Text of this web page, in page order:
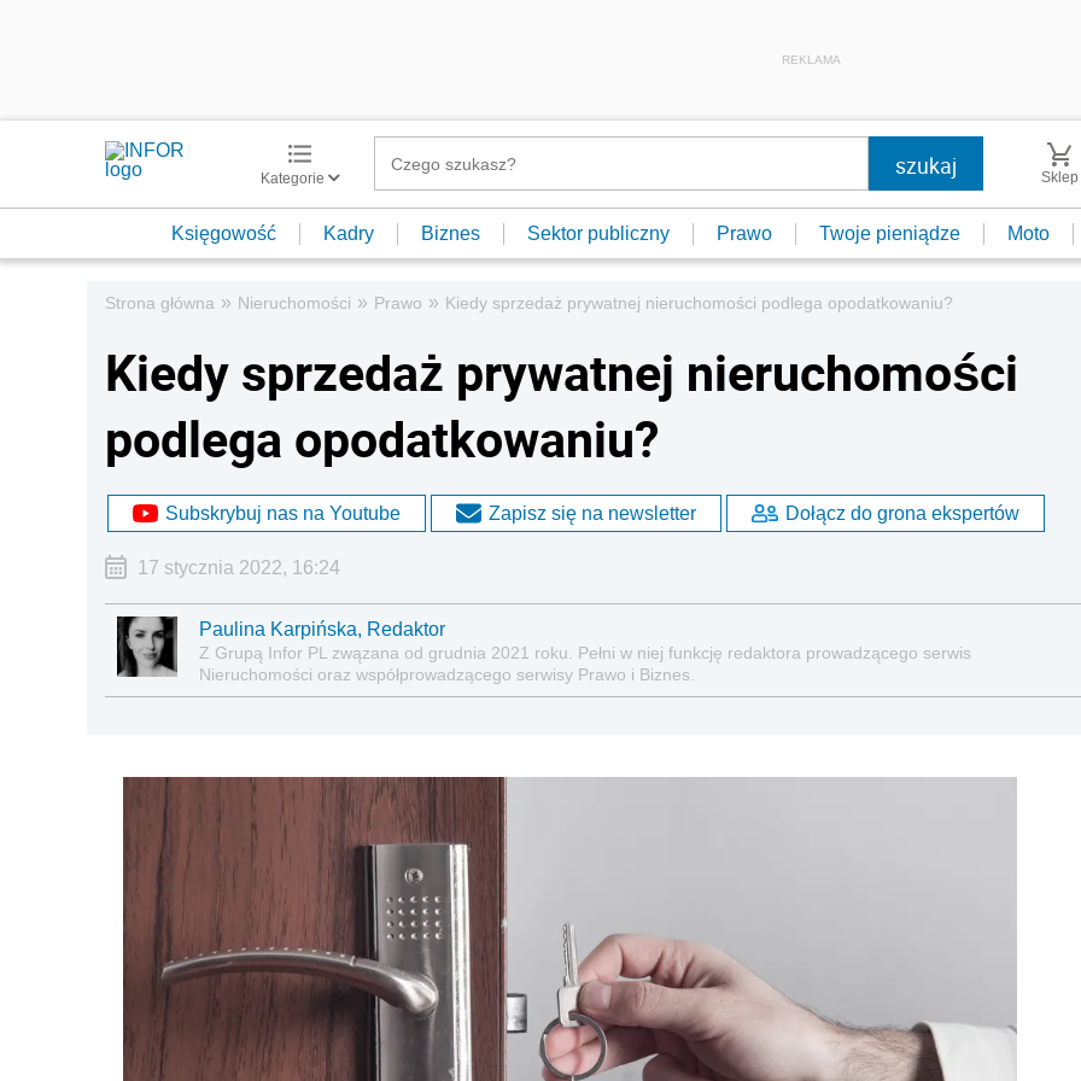
REKLAMA
Kategorie Sklep
Księgowość Kadry Biznes Sektor publiczny Prawo Twoje pieniądze Moto
Strona główna » Nieruchomości » Prawo » Kiedy sprzedaż prywatnej nieruchomości podlega opodatkowaniu?
Kiedy sprzedaż prywatnej nieruchomości
podlega opodatkowaniu?
Subskrybuj nas na Youtube Zapisz się na newsletter Dołącz do grona ekspertów
17 stycznia 2022, 16:24
Paulina Karpińska, Redaktor
Z Grupą Infor PL zwązana od grudnia 2021 roku. Pełni w niej funkcję redaktora prowadzącego serwis
Nieruchomości oraz współprowadzącego serwisy Prawo i Biznes.